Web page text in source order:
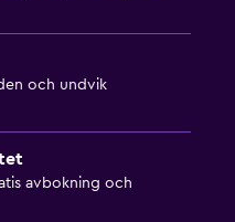
och undvik
avbokning och